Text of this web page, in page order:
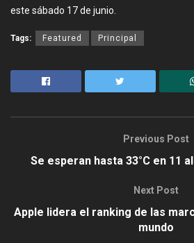
este sábado 17 de junio.
Tags: Featured Principal
Previous Post
Se esperan hasta 33°C en 11
Next Post
Apple lidera el ranking de las
mundo